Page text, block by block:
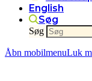
English
Søg
Søg
Åbn mobilmenuLuk